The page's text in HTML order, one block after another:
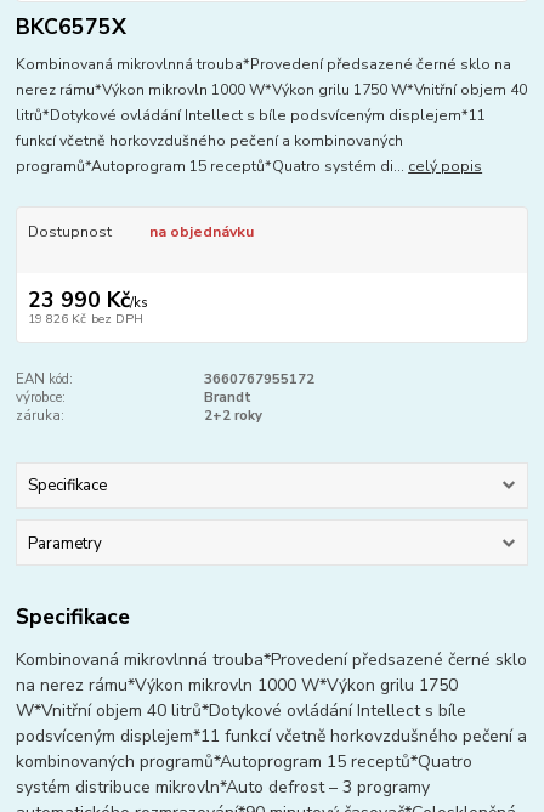
BKC6575X
Kombinovaná mikrovlnná trouba*Provedení předsazené černé sklo na
nerez rámu*Výkon mikrovln 1000 W*Výkon grilu 1750 W*Vnitřní objem 40
litrů*Dotykové ovládání Intellect s bíle podsvíceným displejem*11
funkcí včetně horkovzdušného pečení a kombinovaných
programů*Autoprogram 15 receptů*Quatro systém di... celý popis
Dostupnost na objednávku
23 990 Kč/ks
19 826 Kč bez DPH
EAN kód:
3660767955172
výrobce:
Brandt
záruka:
2+2 roky
Specifikace
Parametry
Specifikace
Kombinovaná mikrovlnná trouba*Provedení předsazené černé sklo
na nerez rámu*Výkon mikrovln 1000 W*Výkon grilu 1750
W*Vnitřní objem 40 litrů*Dotykové ovládání Intellect s bíle
podsvíceným displejem*11 funkcí včetně horkovzdušného pečení a
kombinovaných programů*Autoprogram 15 receptů*Quatro
systém distribuce mikrovln*Auto defrost – 3 programy